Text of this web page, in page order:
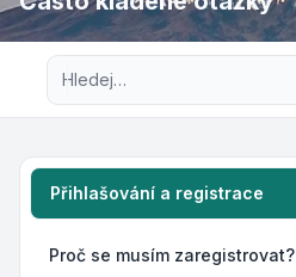
Pokročilé hledání
Přihlašování a registrace
Proč se musím zaregistrovat?